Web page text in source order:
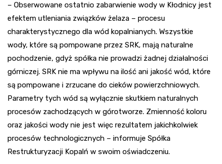
– Obserwowane ostatnio zabarwienie wody w Kłodnicy jest
efektem utleniania związków żelaza – procesu
charakterystycznego dla wód kopalnianych. Wszystkie
wody, które są pompowane przez SRK, mają naturalne
pochodzenie, gdyż spółka nie prowadzi żadnej działalności
górniczej. SRK nie ma wpływu na ilość ani jakość wód, które
są pompowane i zrzucane do cieków powierzchniowych.
Parametry tych wód są wyłącznie skutkiem naturalnych
procesów zachodzących w górotworze. Zmienność koloru
oraz jakości wody nie jest więc rezultatem jakichkolwiek
procesów technologicznych – informuje Spółka
Restrukturyzacji Kopalń w swoim oświadczeniu.